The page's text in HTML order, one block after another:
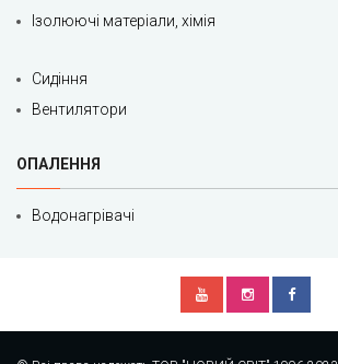
Ізолюючі матеріали, хімія
Сидіння
Вентилятори
ОПАЛЕННЯ
Водонагрівачі